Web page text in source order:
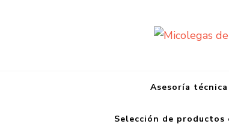
Asesoría
Selección de productos